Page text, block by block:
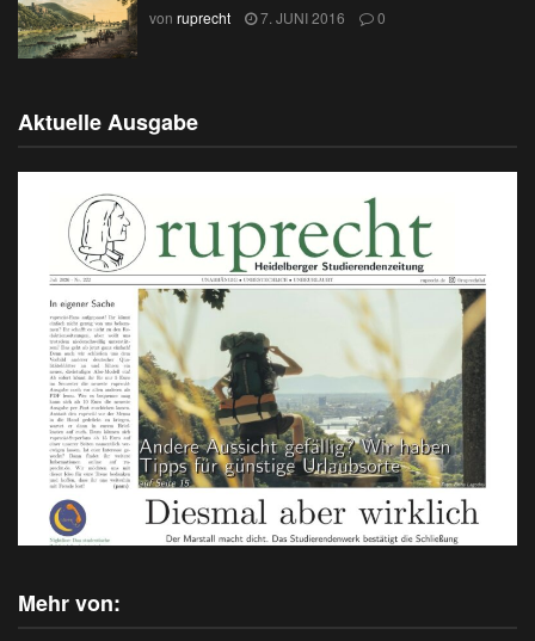
von ruprecht 7. JUNI 2016 0
Aktuelle Ausgabe
Mehr von: